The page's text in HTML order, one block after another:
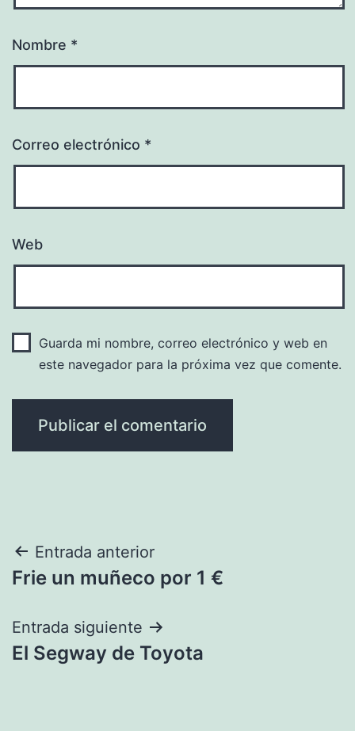
Nombre *
Correo electrónico *
Web
Guarda mi nombre, correo electrónico y web en
este navegador para la próxima vez que comente.
Navegación
de
entradas
Entrada anterior
Frie un muñeco por 1 €
Entrada siguiente
El Segway de Toyota